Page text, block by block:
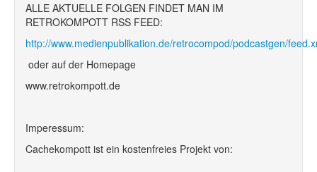
ALLE AKTUELLE FOLGEN FINDET MAN IM
RETROKOMPOTT RSS FEED:
http://www.medienpublikation.de/retrocompod/podcastgen/
oder auf der Homepage
www.retrokompott.de
Imperessum:
Cachekompott ist ein kostenfreies Projekt von: